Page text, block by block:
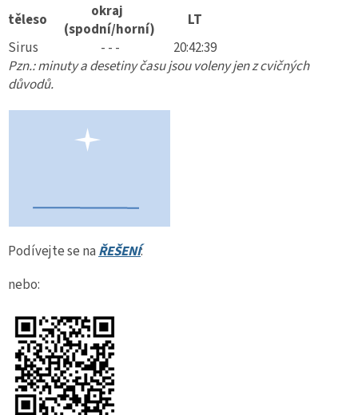
těleso
okraj
(spodní/horní)
LT
Sirus
- - -
20:42:39
Pzn.: minuty a desetiny času jsou voleny jen z cvičných
důvodů.
Podívejte se naŘEŠENÍ:
nebo: